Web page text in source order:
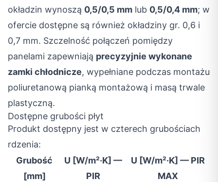
okładzin wynoszą 0,5/0,5 mm lub 0,5/0,4 mm; w
ofercie dostępne są również okładziny gr. 0,6 i
0,7 mm. Szczelność połączeń pomiędzy
panelami zapewniają precyzyjnie wykonane
zamki chłodnicze, wypełniane podczas montażu
poliuretanową pianką montażową i masą trwale
plastyczną.
Dostępne grubości płyt
Produkt dostępny jest w czterech grubościach
rdzenia:
Grubość
[mm]
U [W/m²·K] —
PIR
U [W/m²·K] — PIR
MAX